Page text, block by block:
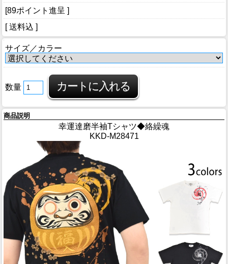
[89ポイント進呈 ]
[ 送料込 ]
サイズ／カラー
数量
商品説明
幸運達磨半袖Tシャツ◆絡繰魂
KKD-M28471